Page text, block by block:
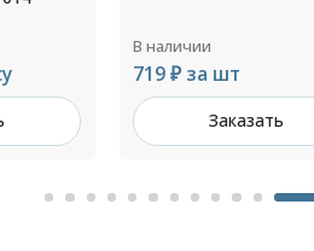
8019
В наличии
3 757 ₽ за шт
Заказать